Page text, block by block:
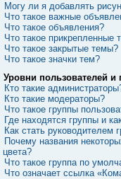
Могу ли я добавлять
Что такое важные
Что такое объявления?
Что такое прикрепленные
Что такое закрытые темы?
Что такое значки тем?
Уровни пользователей и
Кто такие
Кто такие модераторы?
Что такое группы
Где находятся группы и
Как стать руководителем
Почему названия
цвета?
Что такое группа по
Что означает ссылка